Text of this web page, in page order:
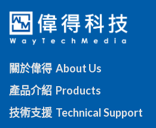
關於偉得 About Us
產品介紹 Products
技術支援 Technical Support